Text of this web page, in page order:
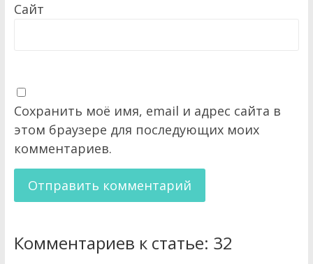
Сайт
Сохранить моё имя, email и адрес сайта в
этом браузере для последующих моих
комментариев.
Комментариев к статье: 32